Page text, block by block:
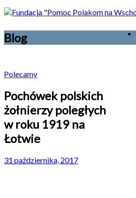
Blog
Polecamy
Pochówek polskich
żołnierzy poległych
w roku 1919 na
Łotwie
31 października, 2017